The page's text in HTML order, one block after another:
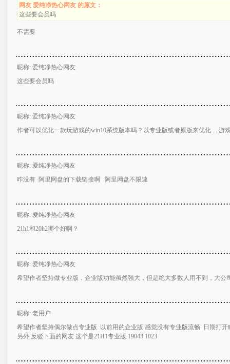
网友 爱纯净热心网友 的原文：
这些要会员吗
不需要
昵称: 爱纯净热心网友
这些要会员吗
昵称: 爱纯净热心网友
作者可以优化一款玩游戏的win10系统版本吗？以专业版或者原版来优化 ....游
昵称: 爱纯净热心网友
咋没有 阿里网盘的下载链接啊 阿里网盘不限速
昵称: 爱纯净热心网友
21h1和20h2哪个好啊？
昵称: 爱纯净热心网友
希望作者坚持做专业版，企业版功能虽然强大，但是绝大多数人用不到，大
昵称: 老用户
希望作者坚持偶尔做点专业版 以前用的企业版 感觉没有专业版流畅 日期打
另外 反驳下面的网友 这个是21H1专业版 19043.1023